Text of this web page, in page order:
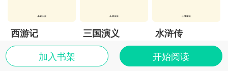
西游记 三国演义 水浒传
加入书架 开始阅读